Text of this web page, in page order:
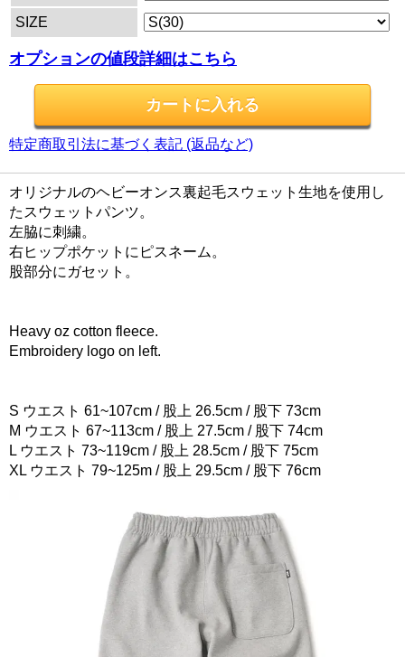
SIZE
オプションの値段詳細はこちら
特定商取引法に基づく表記 (返品など)
オリジナルのヘビーオンス裏起毛スウェット生地を使用し
たスウェットパンツ。
左脇に刺繍。
右ヒップポケットにピスネーム。
股部分にガセット。
Heavy oz cotton fleece.
Embroidery logo on left.
S ウエスト 61~107cm / 股上 26.5cm / 股下 73cm
M ウエスト 67~113cm / 股上 27.5cm / 股下 74cm
L ウエスト 73~119cm / 股上 28.5cm / 股下 75cm
XL ウエスト 79~125m / 股上 29.5cm / 股下 76cm